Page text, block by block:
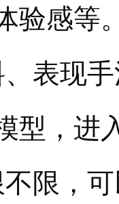
验感等
表现
型，进
限，